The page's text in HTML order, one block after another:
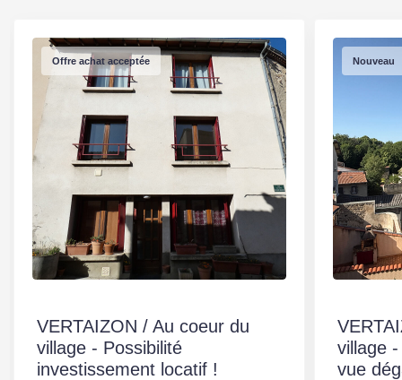
Diagnostic Perf.
Numérique
Soumis à l'affichage
du DPE
Non
Offre achat acceptée
VERTAIZON / Au coeur du
village - Possibilité
investissement locatif !
Nouveau
village
vue